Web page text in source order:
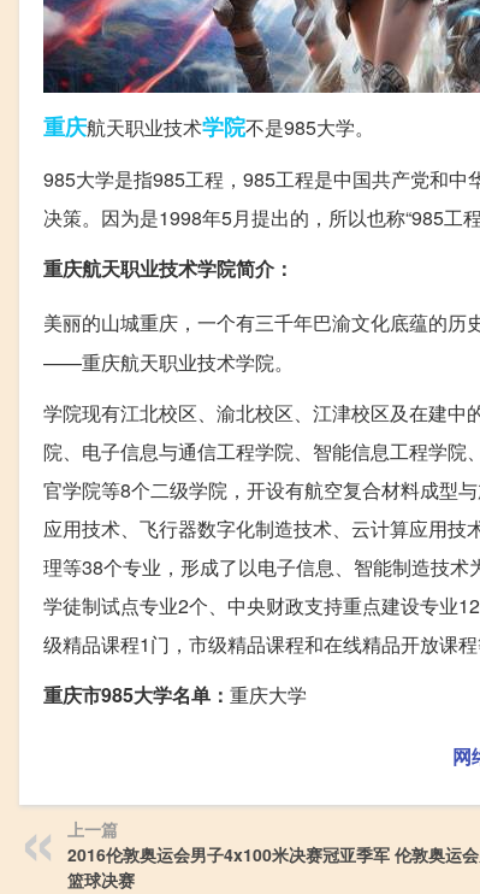
重庆航天职业技术学院不是985大学。
985大学是指985工程，985工程是中国共产党和
决策。因为是1998年5月提出的，所以也称“985工程
重庆航天职业技术学院简介：
美丽的山城重庆，一个有三千年巴渝文化底蕴的历
——重庆航天职业技术学院。
学院现有江北校区、渝北校区、江津校区及在建
院、电子信息与通信工程学院、智能信息工程学
官学院等8个二级学院，开设有航空复合材料成型
应用技术、飞行器数字化制造技术、云计算应用
理等38个专业，形成了以电子信息、智能制造技
学徒制试点专业2个、中央财政支持重点建设专业
级精品课程1门，市级精品课程和在线精品开放课
重庆市985大学名单： 重庆大学
网
上一篇
2016伦敦奥运会男子4x100米决赛冠亚季军 伦敦奥运
篮球决赛